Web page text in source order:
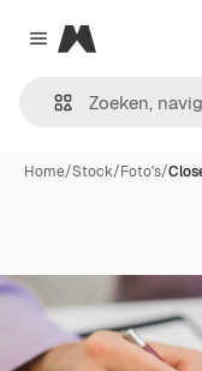
Close menu
Magnific
Home/Stock/Foto's/